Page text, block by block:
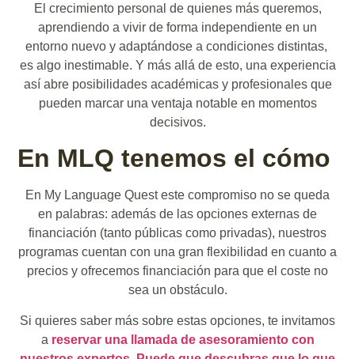
El crecimiento personal de quienes más queremos,
aprendiendo a vivir de forma independiente en un
entorno nuevo y adaptándose a condiciones distintas,
es algo inestimable. Y más allá de esto, una experiencia
así abre posibilidades académicas y profesionales que
pueden marcar una ventaja notable en momentos
decisivos.
En MLQ tenemos el cómo
En My Language Quest este compromiso no se queda
en palabras: además de las opciones externas de
financiación (tanto públicas como privadas), nuestros
programas cuentan con una gran flexibilidad en cuanto a
precios y ofrecemos financiación para que el coste no
sea un obstáculo.
Si quieres saber más sobre estas opciones, te invitamos
a reservar una llamada de asesoramiento con